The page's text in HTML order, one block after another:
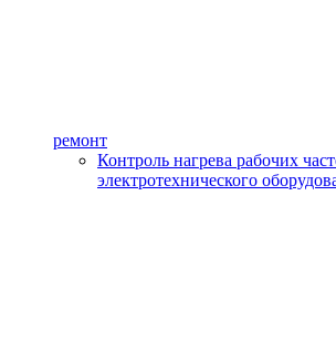
ремонт
Контроль нагрева рабочих
электротехнического